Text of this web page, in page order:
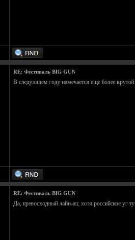
RE: Фестиваль BIG GUN
В следующем году намечается еще более
RE: Фестиваль BIG GUN
Да, превосходный лайн-ап, хотя российское уг